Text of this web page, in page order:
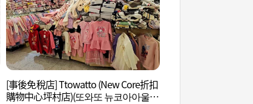
[事後免稅店] Ttowatto (New Core折扣
購物中心坪村店)(또와또 뉴코아아울렛